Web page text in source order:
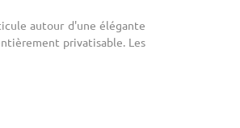
autour d'une élégante
privatisable. Les